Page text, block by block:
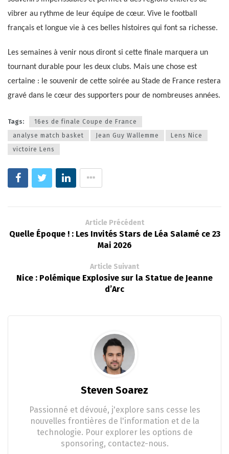
vibrer au rythme de leur équipe de cœur. Vive le football
français et longue vie à ces belles histoires qui font sa richesse.
Les semaines à venir nous diront si cette finale marquera un
tournant durable pour les deux clubs. Mais une chose est
certaine : le souvenir de cette soirée au Stade de France restera
gravé dans le cœur des supporters pour de nombreuses années.
Tags:
16es de finale Coupe de France
analyse match basket
Jean Guy Wallemme
Lens Nice
victoire Lens
Article Précédent
Quelle Époque ! : Les Invités Stars de Léa Salamé ce 23
Mai 2026
Article Suivant
Nice : Polémique Explosive sur la Statue de Jeanne
d’Arc
Steven Soarez
Passionné et dévoué, j'explore sans cesse les
nouvelles frontières de l'information et de la
technologie. Pour explorer les options de
sponsoring, contactez-nous.